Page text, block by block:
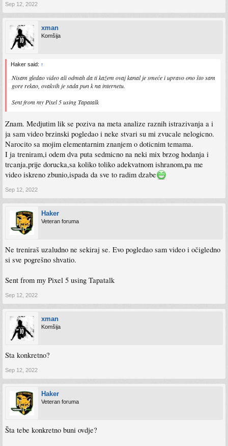
Sep 12, 2022
xman
Komšija
Haker said: ↑
Nisam gledao video ali odmah da ti kažem ovaj kanal je smeće i upravo ono što sam
gore rekao, ovakvih je sada pun k na internetu.
Sent from my Pixel 5 using Tapatalk
Znam. Medjutim lik se poziva na meta analize raznih istrazivanja a i
ja sam video brzinski pogledao i neke stvari su mi zvucale nelogicno.
Narocito sa mojim elementarnim znanjem o doticnim temama.
I ja treniram,i odem dva puta sedmicno na neki mix brzog hodanja i
trcanja,prije dorucka,sa koliko toliko adekvatnom ishranom,pa me
video iskreno zbunio,ispada da sve to radim dzabe
Sep 12, 2022
Haker
Veteran foruma
Ne treniraš uzaludno ne sekiraj se. Evo pogledao sam video i očigledno
si sve pogrešno shvatio.
Sent from my Pixel 5 using Tapatalk
Sep 12, 2022
xman
Komšija
Sta konkretno?
Sep 12, 2022
Haker
Veteran foruma
Šta tebe konkretno buni ovdje?